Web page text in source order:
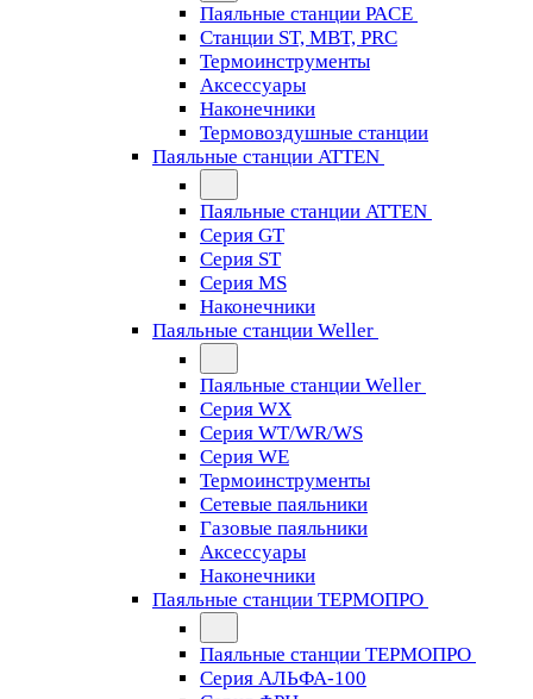
Паяльные станции PACE
Станции ST, MBT, PRC
Термоинструменты
Аксессуары
Наконечники
Термовоздушные станции
Паяльные станции ATTEN
Паяльные станции ATTEN
Серия GT
Серия ST
Серия MS
Наконечники
Паяльные станции Weller
Паяльные станции Weller
Серия WX
Серия WT/WR/WS
Серия WE
Термоинструменты
Сетевые паяльники
Газовые паяльники
Аксессуары
Наконечники
Паяльные станции ТЕРМОПРО
Паяльные станции ТЕРМОПРО
Серия АЛЬФА-100